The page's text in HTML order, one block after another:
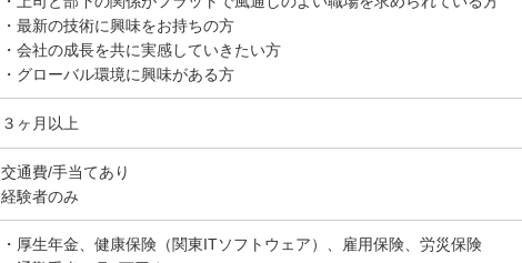
・最新の技術に興味をお持ちの方
・会社の成長を共に実感していきたい方
・グローバル環境に興味がある方
３ヶ月以上
交通費/手当てあり
経験者のみ
・厚生年金、健康保険（関東ITソフトウェア）、雇用保険、労災保険